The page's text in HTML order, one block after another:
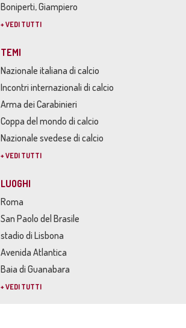
Boniperti, Giampiero
+ VEDI TUTTI
TEMI
Nazionale italiana di calcio
Incontri internazionali di calcio
Arma dei Carabinieri
Coppa del mondo di calcio
Nazionale svedese di calcio
+ VEDI TUTTI
LUOGHI
Roma
San Paolo del Brasile
stadio di Lisbona
Avenida Atlantica
Baia di Guanabara
+ VEDI TUTTI